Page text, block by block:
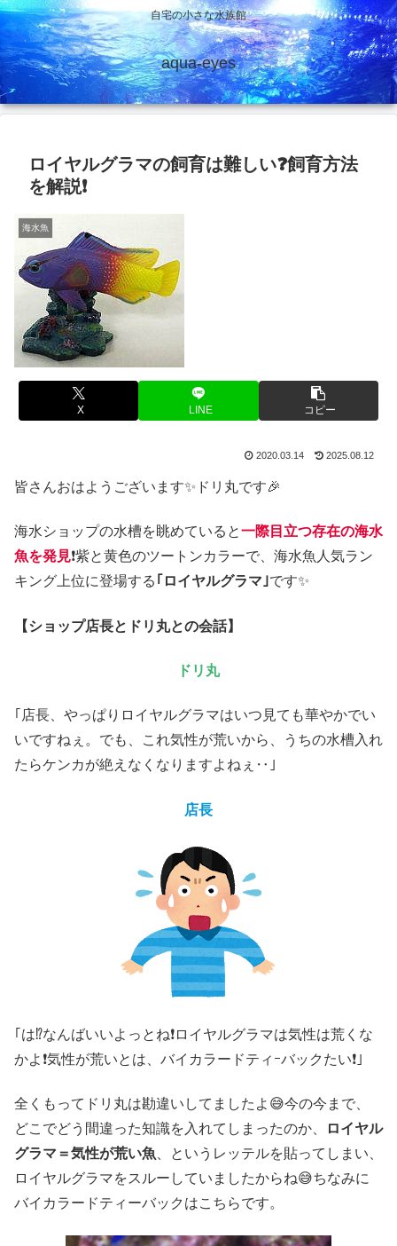
自宅の小さな水族館
aqua-eyes
ロイヤルグラマの飼育は難しい❓飼育方法
を解説❗
海水魚
X LINE コピー
2020.03.14 2025.08.12
皆さんおはようございます✨ドリ丸です🎉
海水ショップの水槽を眺めていると一際目立つ存在の海水
魚を発見❗紫と黄色のツートンカラーで、海水魚人気ラン
キング上位に登場する ｢ロイヤルグラマ｣です✨
【ショップ店長とドリ丸との会話】
ドリ丸
｢店長、やっぱりロイヤルグラマはいつ見ても華やかでい
いですねぇ。でも、これ気性が荒いから、うちの水槽入れ
たらケンカが絶えなくなりますよねぇ‥｣
店長
｢は⁉️なんばいいよっとね❗ロイヤルグラマは気性は荒くな
かよ❗気性が荒いとは、バイカラードティｰバックたい❗｣
全くもってドリ丸は勘違いしてましたよ😅今の今まで、
どこでどう間違った知識を入れてしまったのか、
ロイヤル
グラマ＝気性が荒い魚 、というレッテルを貼ってしまい、
ロイヤルグラマをスルーしていましたからね😅ちなみに
バイカラードティーバックはこちらです。